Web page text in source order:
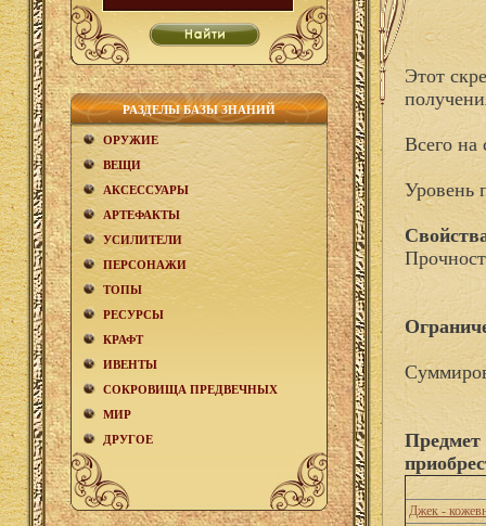
РАЗДЕЛЫ БАЗЫ ЗНАНИЙ
ОРУЖИЕ
ВЕЩИ
АКCЕСCУАРЫ
АРТЕФАКТЫ
УСИЛИТЕЛИ
ПЕРСОНАЖИ
ТОПЫ
РЕСУРСЫ
КРАФТ
ИВЕНТЫ
СОКРОВИЩА ПРЕДВЕЧНЫХ
МИР
ДРУГОЕ
Этот
Всего на
Уровень
Джек -